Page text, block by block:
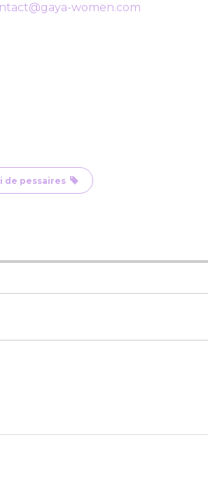
women.com
de pessaires